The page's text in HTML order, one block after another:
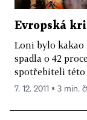
Evropská
Loni bylo kakao
spadla o 42
spotřebiteli této
7. 12. 2011 ▪ 3 min.